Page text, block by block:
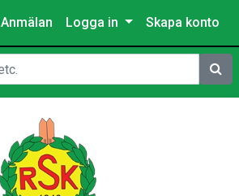
Anmälan Logga in Skapa konto
Sök